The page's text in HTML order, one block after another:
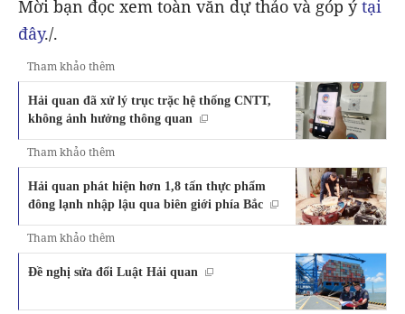
Mời bạn đọc xem toàn văn dự thảo và góp ýtại
đây./.
Tham khảo thêm
Hải quan đã xử lý trục trặc hệ thống CNTT,
không ảnh hưởng thông quan
Tham khảo thêm
Hải quan phát hiện hơn 1,8 tấn thực phẩm
đông lạnh nhập lậu qua biên giới phía Bắc
Tham khảo thêm
Đề nghị sửa đổi Luật Hải quan